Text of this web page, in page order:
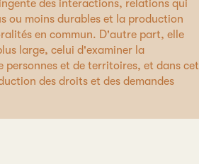
des interactions, relations qui
ou moins durables et la production
en commun. D'autre part, elle
large, celui d'examiner la
et de territoires, et dans cet
des droits et des demandes